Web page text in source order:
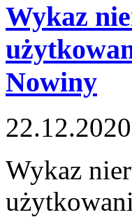
Wykaz
Nowiny
22.12.2020
Wykaz